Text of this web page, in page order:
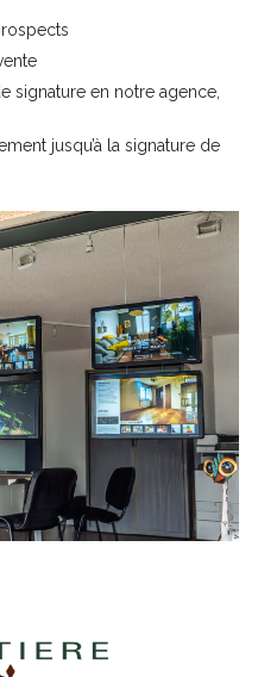
signature en notre agence,
jusqu’à la signature de